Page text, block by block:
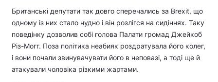
Британські депутати так довго сперечались за Brexit, що
одному із них стало нудно і він розлігся на сидіннях. Таку
поведінку дозволив собі голова Палати громад Джейкоб
Різ-Могг. Поза політика неабияк роздратувала його колег,
і вони почали звинувачувати його в неповазі, а тоді ще й
атакували чоловіка різкими жартами.